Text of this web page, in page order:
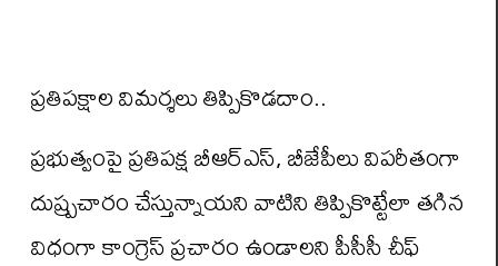
ప్రతిపక్షాల విమర్శలు తిప్పికొడదాం..
ప్రభుత్వంపై ప్రతిపక్ష బీఆర్ఎస్, బీజేపీలు విపరీతంగా
దుష్ప్రచారం చేస్తున్నాయని వాటిని తిప్పికొట్టేలా తగిన
విధంగా కాంగ్రెస్ ప్రచారం ఉండాలని పీసీసీ చీఫ్‌